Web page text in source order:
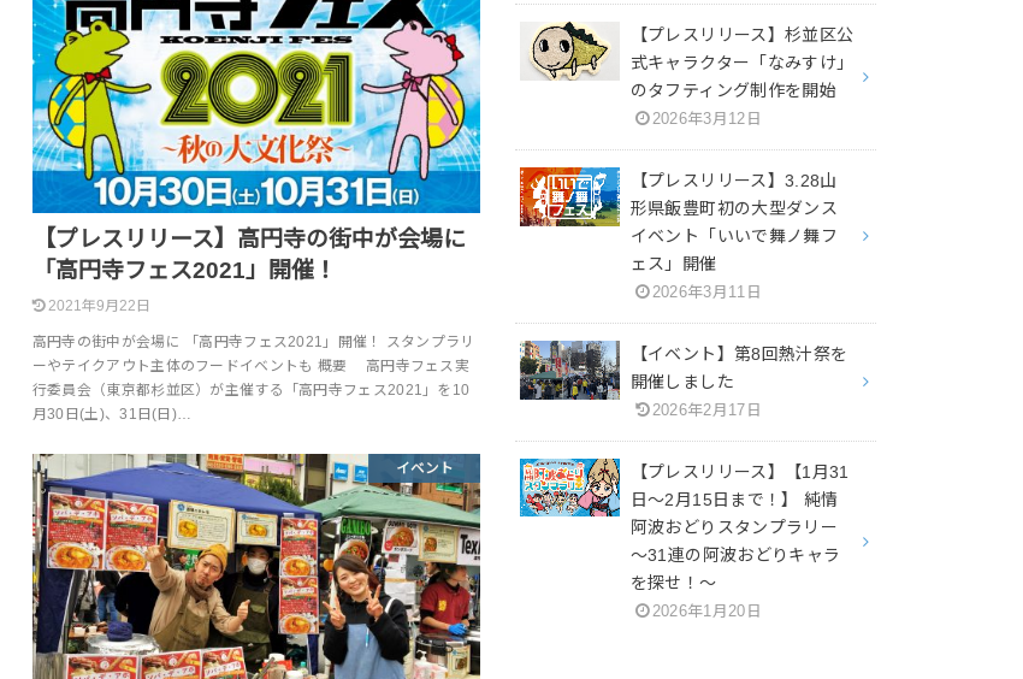
【プレスリリース】高円寺の街中が会場に
「高円寺フェス2021」開催！
2021年9月22日
高円寺の街中が会場に 「高円寺フェス2021」開催！ スタンプラリ
ーやテイクアウト主体のフードイベントも 概要 高円寺フェス実
行委員会（東京都杉並区）が主催する「高円寺フェス2021」を10
月30日(土)、31日(日)…
イベント
【プレスリリース】杉並区公
式キャラクター「なみすけ」
のタフティング制作を開始
2026年3月12日
【プレスリリース】3.28山
形県飯豊町初の大型ダンス
イベント「いいで舞ノ舞フ
ェス」開催
2026年3月11日
【イベント】第8回熱汁祭を
開催しました
2026年2月17日
【プレスリリース】【1月31
日～2月15日まで！】 純情
阿波おどりスタンプラリー
～31連の阿波おどりキャラ
を探せ！～
2026年1月20日